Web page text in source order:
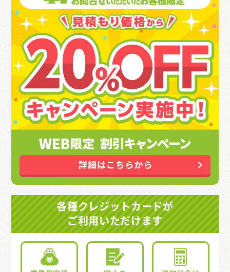
各種クレジットカードが
ご利用いただけます